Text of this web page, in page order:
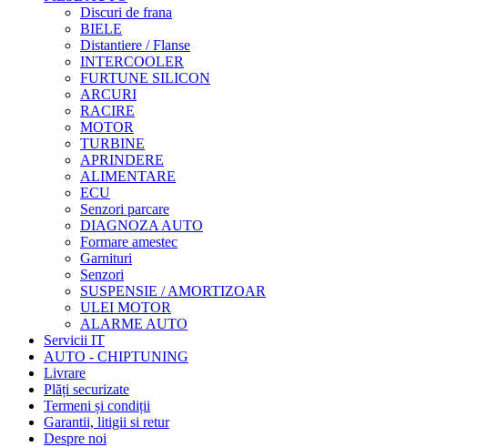
Discuri de frana
BIELE
Distantiere / Flanse
INTERCOOLER
FURTUNE SILICON
ARCURI
RACIRE
MOTOR
TURBINE
APRINDERE
ALIMENTARE
ECU
Senzori parcare
DIAGNOZA AUTO
Formare amestec
Garnituri
Senzori
SUSPENSIE / AMORTIZOAR
ULEI MOTOR
ALARME AUTO
Servicii IT
AUTO - CHIPTUNING
Livrare
Plăți securizate
Termeni și condiții
Garantii, litigii si retur
Despre noi